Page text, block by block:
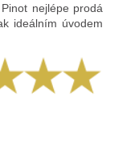
nejlépe prodá
ideálním úvodem